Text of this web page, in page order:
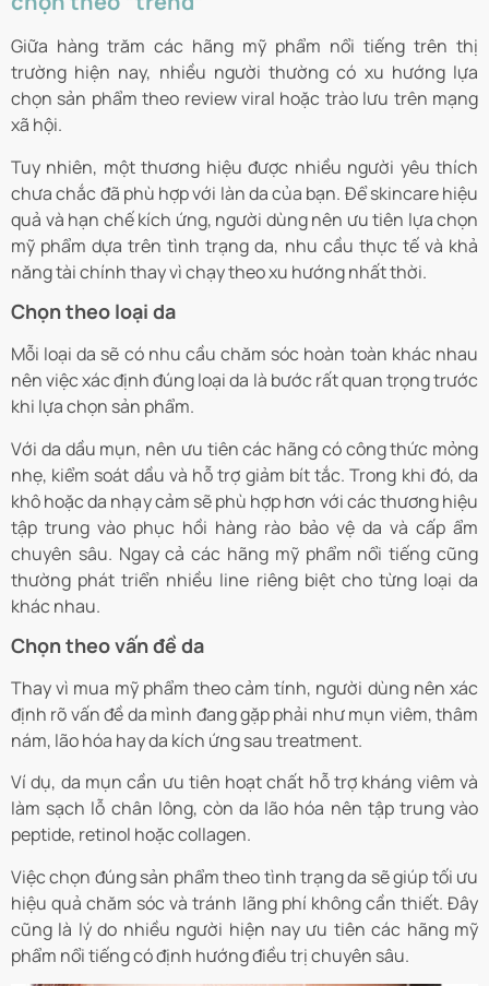
Giữa hàng trăm các hãng mỹ phẩm nổi tiếng trên thị
trường hiện nay, nhiều người thường có xu hướng lựa
chọn sản phẩm theo review viral hoặc trào lưu trên mạng
xã hội.
Tuy nhiên, một thương hiệu được nhiều người yêu thích
chưa chắc đã phù hợp với làn da của bạn. Để skincare hiệu
quả và hạn chế kích ứng, người dùng nên ưu tiên lựa chọn
mỹ phẩm dựa trên tình trạng da, nhu cầu thực tế và khả
năng tài chính thay vì chạy theo xu hướng nhất thời.
Chọn theo loại da
Mỗi loại da sẽ có nhu cầu chăm sóc hoàn toàn khác nhau
nên việc xác định đúng loại da là bước rất quan trọng trước
khi lựa chọn sản phẩm.
Với da dầu mụn, nên ưu tiên các hãng có công thức mỏng
nhẹ, kiểm soát dầu và hỗ trợ giảm bít tắc. Trong khi đó, da
khô hoặc da nhạy cảm sẽ phù hợp hơn với các thương hiệu
tập trung vào phục hồi hàng rào bảo vệ da và cấp ẩm
chuyên sâu. Ngay cả các hãng mỹ phẩm nổi tiếng cũng
thường phát triển nhiều line riêng biệt cho từng loại da
khác nhau.
Chọn theo vấn đề da
Thay vì mua mỹ phẩm theo cảm tính, người dùng nên xác
định rõ vấn đề da mình đang gặp phải như mụn viêm, thâm
nám, lão hóa hay da kích ứng sau treatment.
Ví dụ, da mụn cần ưu tiên hoạt chất hỗ trợ kháng viêm và
làm sạch lỗ chân lông, còn da lão hóa nên tập trung vào
peptide, retinol hoặc collagen.
Việc chọn đúng sản phẩm theo tình trạng da sẽ giúp tối ưu
hiệu quả chăm sóc và tránh lãng phí không cần thiết. Đây
cũng là lý do nhiều người hiện nay ưu tiên các hãng mỹ
phẩm nổi tiếng có định hướng điều trị chuyên sâu.